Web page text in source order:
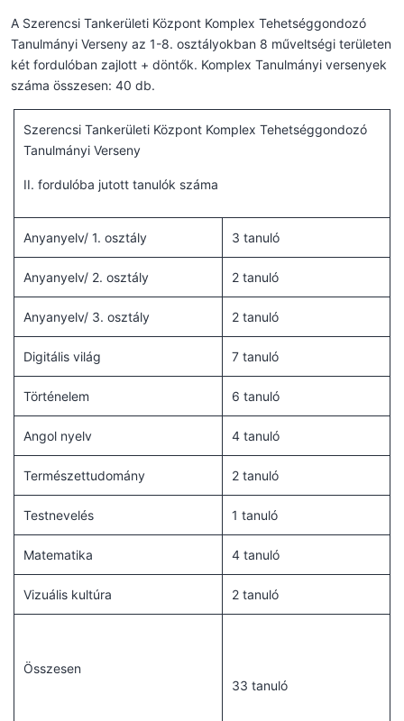
A Szerencsi Tankerületi Központ Komplex Tehetséggondozó
Tanulmányi Verseny az 1-8. osztályokban 8 műveltségi területen
két fordulóban zajlott + döntők. Komplex Tanulmányi versenyek
száma összesen: 40 db.
Szerencsi Tankerületi Központ Komplex Tehetséggondozó
Tanulmányi Verseny
II. fordulóba jutott tanulók száma
Anyanyelv/ 1. osztály 3 tanuló
Anyanyelv/ 2. osztály 2 tanuló
Anyanyelv/ 3. osztály 2 tanuló
Digitális világ 7 tanuló
Történelem 6 tanuló
Angol nyelv 4 tanuló
Természettudomány 2 tanuló
Testnevelés 1 tanuló
Matematika 4 tanuló
Vizuális kultúra 2 tanuló
Összesen
33 tanuló